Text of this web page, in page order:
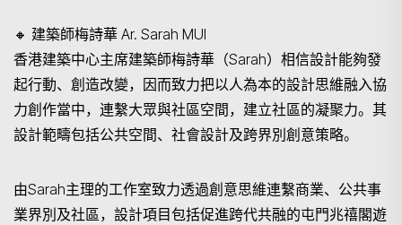
🔸 建築師梅詩華 Ar. Sarah MUI
香港建築中心主席建築師梅詩華（Sarah）相信設計能夠發
起行動、創造改變，因而致力把以人為本的設計思維融入協
力創作當中，連繫大眾與社區空間，建立社區的凝聚力。其
設計範疇包括公共空間、社會設計及跨界別創意策略。
由Sarah主理的工作室致力透過創意思維連繫商業、公共事
業界別及社區，設計項目包括促進跨代共融的屯門兆禧閣遊